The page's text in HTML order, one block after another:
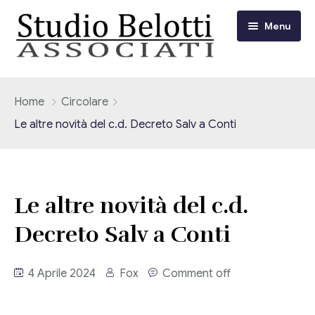
Menu
I nostri servizi
Contabilità
Adempimenti Dichiarativi e Fiscali
Circolari Flash
Eventi
Home
Circolare
Le altre novità del c.d. Decreto Salv a Conti
Le altre novità del c.d.
Decreto Salv a Conti
4 Aprile 2024 Fox Comment off